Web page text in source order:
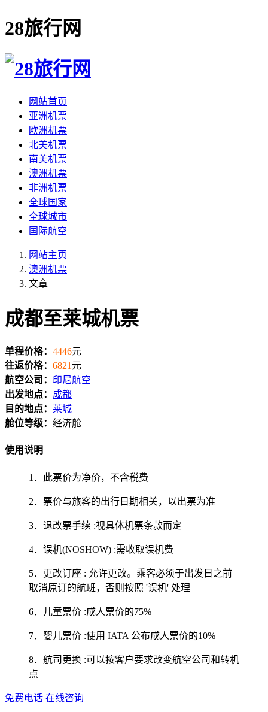
28旅行网
网站首页
亚洲机票
欧洲机票
北美机票
南美机票
澳洲机票
非洲机票
全球国家
全球城市
国际航空
网站主页
澳洲机票
文章
成都至莱城机票
单程价格： 4446元
往返价格： 6821 元
航空公司： 印尼航空
出发地点： 成都
目的地点： 莱城
舱位等级： 经济舱
使用说明
1．此票价为净价，不含税费
2．票价与旅客的出行日期相关，以出票为准
3．退改票手续 :视具体机票条款而定
4．误机(NOSHOW) :需收取误机费
5．更改订座 : 允许更改。乘客必须于出发日之前
取消原订的航班，否则按照 '误机' 处理
6．儿童票价 :成人票价的75%
7．婴儿票价 :使用 IATA 公布成人票价的10%
8．航司更换 :可以按客户要求改变航空公司和转机
点
免费电话 在线咨询